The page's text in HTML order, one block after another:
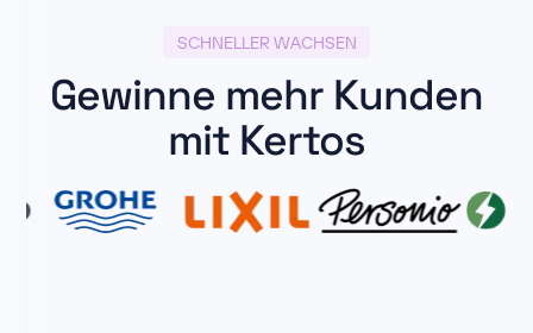
SCHNELLER WACHSEN
Gewinne mehr Kunden
mit Kertos